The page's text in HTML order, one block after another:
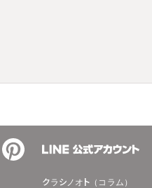
クラシノオト（コラム）